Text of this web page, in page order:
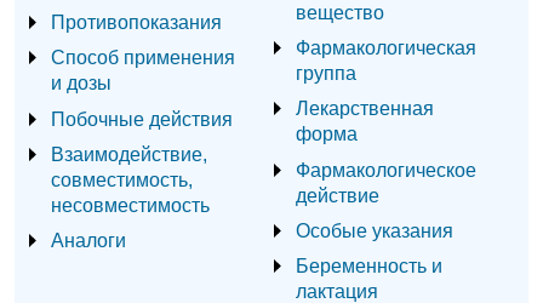
Противопоказания
Способ применения
и дозы
Побочные действия
Взаимодействие,
совместимость,
несовместимость
Аналоги
вещество
Фармакологическая
группа
Лекарственная
форма
Фармакологическое
действие
Особые указания
Беременность и
лактация